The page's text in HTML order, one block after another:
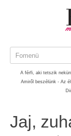
Fomenü
A férfi, aki tetszik
Amiről beszélünk - Az
Jaj,